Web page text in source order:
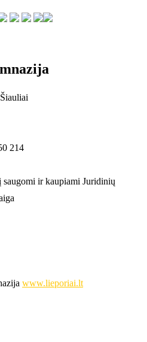
214
ir kaupiami Juridinių
www.lieporiai.lt